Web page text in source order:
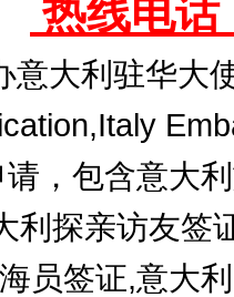
热线电话
意大利驻华大
，包含意大
利探亲访友签
员签证,意大